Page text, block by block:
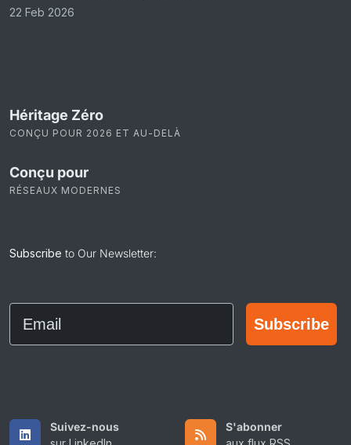
22 Feb 2026
Héritage Zéro
CONÇU POUR 2026 ET AU-DELÀ
Conçu pour
RÉSEAUX MODERNES
Subscribe to Our Newsletter:
Email
Subscribe
Suivez-nous
S'abonner